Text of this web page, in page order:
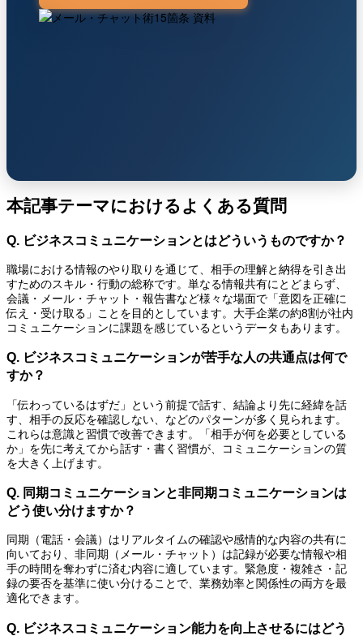
本記事テーマにおけるよくある質問
Q. ビジネスコミュニケーションとはどういうものですか？
職場における情報のやり取りを通じて、相手の理解と納得を引き出
すためのスキル・行動の総称です。単なる情報共有にとどまらず、
会議・メール・チャット・報告書など様々な場面で「意図を正確に
伝え・受け取る」ことを目的としています。大手企業の約8割が社内
コミュニケーションに課題を感じているというデータもあります。
Q. ビジネスコミュニケーションが苦手な人の共通点は何で
すか？
「伝わっているはずだ」という前提で話す、結論より先に経緯を話
す、相手の反応を確認しない、などのパターンが多く見られます。
これらは意識と習慣で改善できます。「相手が何を必要としている
か」を先に考えてから話す・書く習慣が、コミュニケーションの質
を大きく上げます。
Q. 同期コミュニケーションと非同期コミュニケーションは
どう使い分けますか？
同期（電話・会議）はリアルタイムの確認や感情的な内容の共有に
向いており、非同期（メール・チャット）は記録が必要な情報や相
手の時間を奪わずに済む内容に適しています。緊急度・複雑さ・記
録の要否を基準に使い分けることで、業務効率と関係性の両方を最
適化できます。
Q. ビジネスコミュニケーション能力を向上させるにはどう